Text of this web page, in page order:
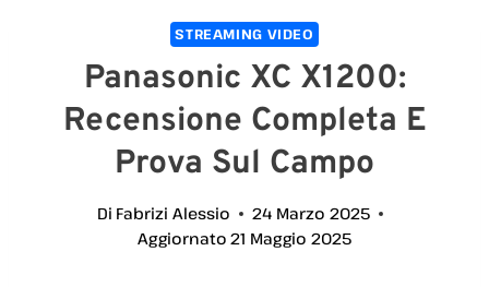
STREAMING VIDEO
Panasonic XC X1200:
Recensione Completa E
Prova Sul Campo
Di Fabrizi Alessio
24 Marzo 2025
Aggiornato 21 Maggio 2025